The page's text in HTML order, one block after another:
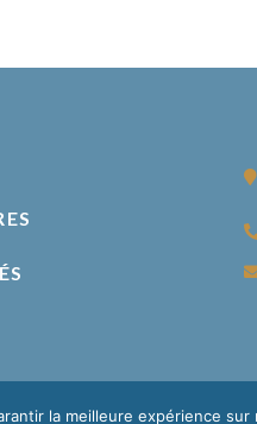
la meilleure expérience